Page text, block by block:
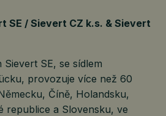
SE / Sievert CZ k.s. & Sievert
SE, se sídlem
provozuje více než 60
Číně, Holandsku,
republice a Slovensku, ve